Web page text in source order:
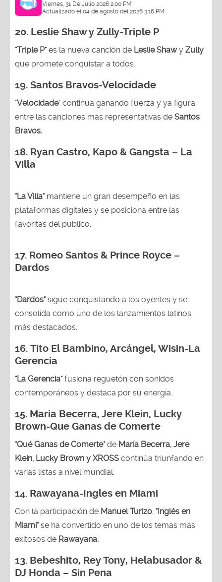
Viernes, 31 De Julio 2026 2:00 PM
Actualizado el 04 de agosto del 2026 3:16 PM
20. Leslie Shaw y Zully-Triple P
"Triple P"es la nueva canción de Leslie Shawy Zully
que promete conquistar a todos.
19. Santos Bravos-Velocidade
"Velocidade" continúa ganando fuerza y ya figura
entre las canciones más representativas de Santos
Bravos.
18. Ryan Castro, Kapo & Gangsta – La
Villa
"La Villa"mantiene un gran desempeño en las
plataformas digitales y se posiciona entre las
favoritas del público.
17. Romeo Santos & Prince Royce –
Dardos
"Dardos"sigue conquistando a los oyentes y se
consolida como uno de los lanzamientos latinos
más destacados.
16. Tito El Bambino, Arcángel, Wisin-La
Gerencia
"La Gerencia"fusiona reguetón con sonidos
contemporáneos y destaca por su energía.
15. Maria Becerra, Jere Klein, Lucky
Brown-Que Ganas de Comerte
"Qué Ganas de Comerte"de María Becerra, Jere
Klein, Lucky Brown y XROSS continúa triunfando en
varias listas a nivel mundial.
14. Rawayana-Ingles en Miami
Con la participación de Manuel Turizo, "Inglés en
Miami"se ha convertido en uno de los temas más
exitosos de Rawayana.
13. Bebeshito, Rey Tony, Helabusador &
DJ Honda – Sin Pena